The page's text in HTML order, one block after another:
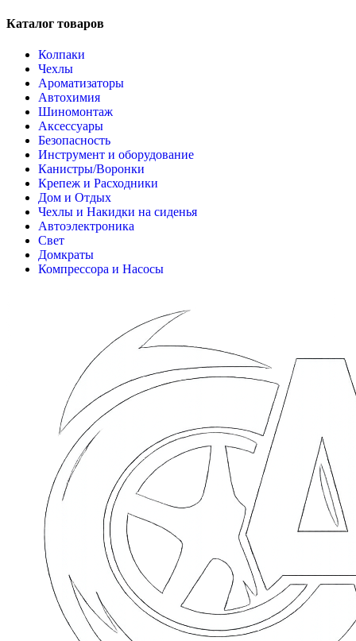
Каталог товаров
Колпаки
Чехлы
Ароматизаторы
Автохимия
Шиномонтаж
Аксессуары
Безопасность
Инструмент и оборудование
Канистры/Воронки
Крепеж и Расходники
Дом и Отдых
Чехлы и Накидки на сиденья
Автоэлектроника
Свет
Домкраты
Компрессора и Насосы